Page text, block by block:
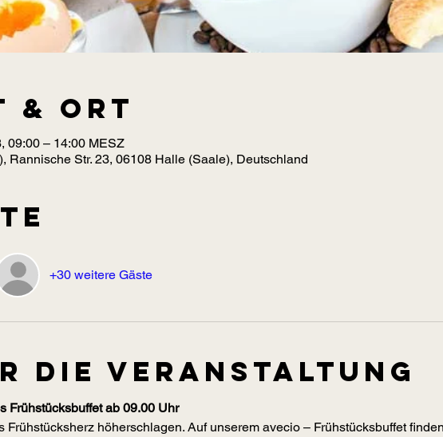
& Ort
09:00 – 14:00 MESZ
Rannische Str. 23, 06108 Halle (Saale), Deutschland
+30 weitere Gäste
die Veranstaltung
Frühstücksbuffet ab 09.00 Uhr
höherschlagen. Auf unserem avecio – Frühstücksbuffet